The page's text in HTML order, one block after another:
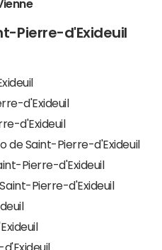
Pierre-d'Exideuil
d'Exideuil
d'Exideuil
de Saint-Pierre-d'Exideuil
Pierre-d'Exideuil
Pierre-d'Exideuil